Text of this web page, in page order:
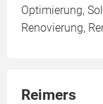
Optimierung,
Renovierung,
Reimers